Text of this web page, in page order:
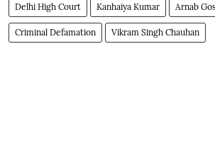
Delhi High Court Kanhaiya Kumar Arnab
Criminal Defamation Vikram Singh Chauhan